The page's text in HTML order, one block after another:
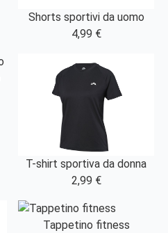
Shorts sportivi da uomo
4,99 €
T-shirt sportiva da donna
2,99 €
Tappetino fitness